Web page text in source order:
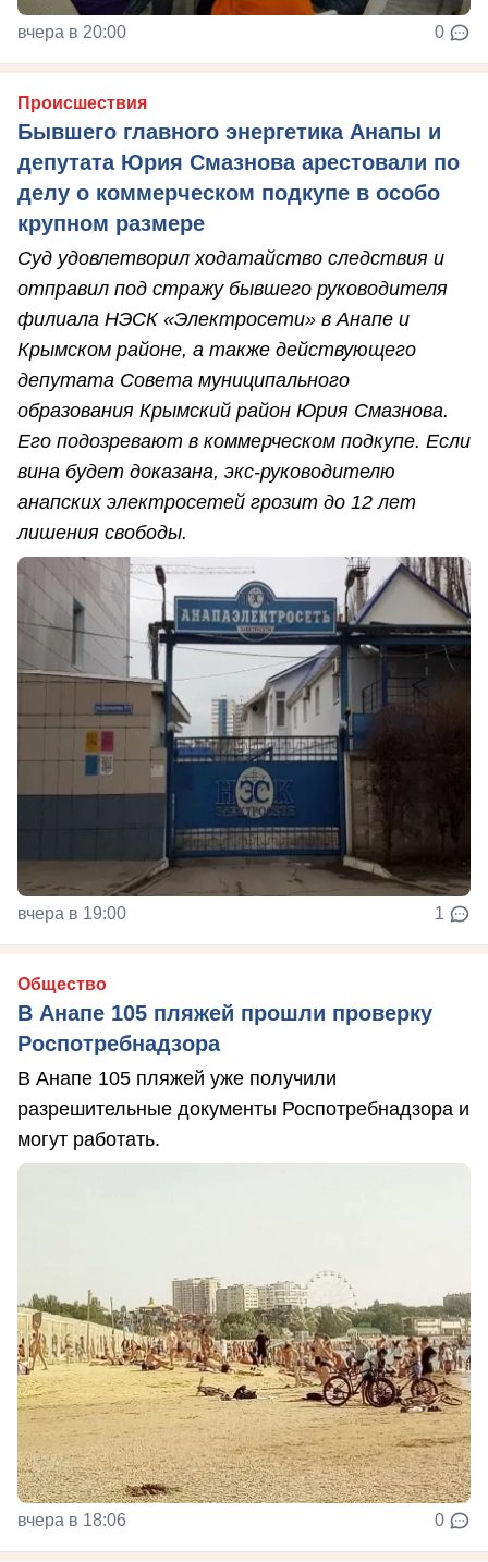
вчера в 20:00 0
Происшествия
Бывшего главного энергетика Анапы и
депутата Юрия Смазнова арестовали по
делу о коммерческом подкупе в особо
крупном размере
Суд удовлетворил ходатайство следствия и
отправил под стражу бывшего руководителя
филиала НЭСК «Электросети» в Анапе и
Крымском районе, а также действующего
депутата Совета муниципального
образования Крымский район Юрия Смазнова.
Его подозревают в коммерческом подкупе. Если
вина будет доказана, экс-руководителю
анапских электросетей грозит до 12 лет
лишения свободы.
вчера в 19:00 1
Общество
В Анапе 105 пляжей прошли проверку
Роспотребнадзора
В Анапе 105 пляжей уже получили
разрешительные документы Роспотребнадзора и
могут работать.
вчера в 18:06 0